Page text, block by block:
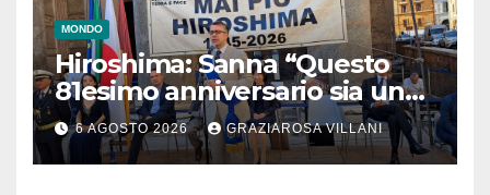
MONDO
Hiroshima: Sanna “Questo
81esimo anniversario sia un
monito per tutti”
6 AGOSTO 2026 GRAZIAROSA VILLANI